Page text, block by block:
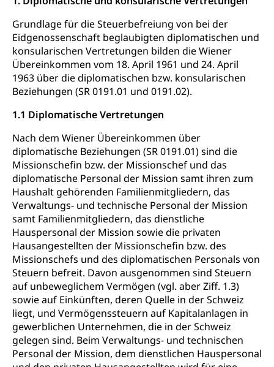
Grundlage für die Steuerbefreiung von bei der
Eidgenossenschaft beglaubigten diplomatischen und
konsularischen Vertretungen bilden die Wiener
Übereinkommen vom 18. April 1961 und 24. April
1963 über die diplomatischen bzw. konsularischen
Beziehungen (SR 0191.01 und 0191.02).
1.1 Diplomatische Vertretungen
Nach dem Wiener Übereinkommen über
diplomatische Beziehungen (SR 0191.01) sind die
Missionschefin bzw. der Missionschef und das
diplomatische Personal der Mission samt ihren zum
Haushalt gehörenden Familienmitgliedern, das
Verwaltungs- und technische Personal der Mission
samt Familienmitgliedern, das dienstliche
Hauspersonal der Mission sowie die privaten
Hausangestellten der Missionschefin bzw. des
Missionschefs und des diplomatischen Personals von
Steuern befreit. Davon ausgenommen sind Steuern
auf unbeweglichem Vermögen (vgl. aber Ziff. 1.3)
sowie auf Einkünften, deren Quelle in der Schweiz
liegt, und Vermögenssteuern auf Kapitalanlagen in
gewerblichen Unternehmen, die in der Schweiz
gelegen sind. Beim Verwaltungs- und technischen
Personal der Mission, dem dienstlichen Hauspersonal
Schiene und öffentlicher Verkehr
Schienenverkehr, Zugverkehr, Bahnverkehr,
Transportmittel, öffentlicher Verkehr
Verkehrsverbund Luzern VVL
Öffentlicher Verkehr Luzern Mobil
Schifffahrt
Schiffsverkehr, Binnenschifffahrt, Seeschifffahrt,
Flussschifffahrt
Schifffahrt (Strassenverkehrsamt)
Strasse
Autoverkehr, Lastwagenverkehr, Schwerverkehr,
leistungsabhängige Schwerverkehrsabgabe,
Langsamverkehr, Transportmittel, Auto, Motorrad,
Individualverkehr
zentras (Betrieb und Unterhalt LU, OW, NW,
ZG)
Strassenverkehrsamt
Verkehr und Infrastruktur vif
Kantonsstrassen
Persönliches
Zivilstand
Geburt, Heirat, Ehe, Partnerschaft, Tod,
Zivilstandsamt, Zivilstandsregiste
Zivilstandswesen
Adoption
Adoptivkind, Adoptiveltern, Adoptionsvermittlung,
Adoptionsverfahren, elterliche Gewalt, elterliche